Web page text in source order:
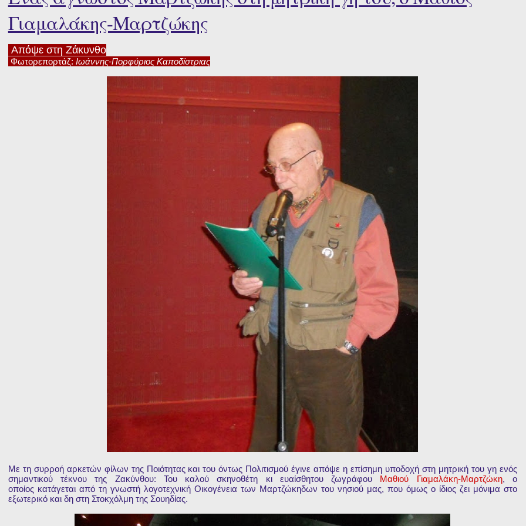
Γιαμαλάκης-Μαρτζώκης
Απόψε στη Ζάκυνθο
Φωτορεπορτάζ: Ιωάννης-Πορφύριος Καποδίστριας
Με τη συρροή αρκετών φίλων της Ποιότητας και του όντως Πολιτισμού έγινε απόψε η επίσημη υποδοχή στη μητρική του γη ενός
σημαντικού τέκνου της Ζακύνθου: Του καλού σκηνοθέτη κι ευαίσθητου ζωγράφου Μαθιού Γιαμαλάκη-Μαρτζώκη, ο
οποίος κατάγεται από τη γνωστή λογοτεχνική Οικογένεια των Μαρτζώκηδων του νησιού μας, που όμως ο ίδιος ζει μόνιμα στο
εξωτερικό και δη στη Στοκχόλμη της Σουηδίας.